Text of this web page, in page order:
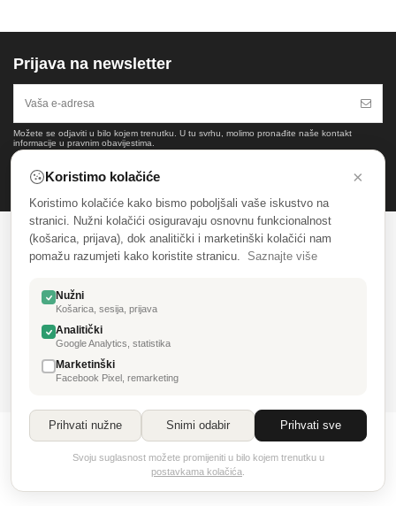
Prijava na newsletter
Možete se odjaviti u bilo kojem trenutku. U tu svrhu, molimo pronađite naše kontakt
informacije u pravnim obavijestima.
Koristimo kolačiće ×
Koristimo kolačiće kako bismo poboljšali vaše iskustvo na
stranici. Nužni kolačići osiguravaju osnovnu funkcionalnost
(košarica, prijava), dok analitički i marketinški kolačići nam
pomažu razumjeti kako koristite stranicu.
Saznajte više
Nužni
Košarica, sesija, prijava
Analitički
Google Analytics, statistika
Marketinški
Facebook Pixel, remarketing
Prihvati nužne Snimi odabir Prihvati sve
Svoju suglasnost možete promijeniti u bilo kojem trenutku u
postavkama kolačića
SALONI NAMJEŠTAJA CENTAR
KATALOG
MOJ RAČUN
© Saloni namještaja Centar & 3D laser design